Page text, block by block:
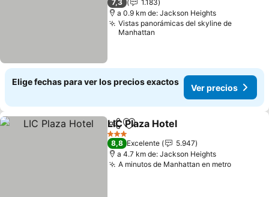
7,3
1.183
a 0.9 km de: Jackson Heights
Vistas panorámicas del skyline de
Manhattan
Elige fechas para ver los precios exactos
Ver precios
CompartirAgregar a favoritos
LIC Plaza Hotel
3 Estrellas
8,8 Excelente
5.947
a 4.7 km de: Jackson Heights
A minutos de Manhattan en metroVer